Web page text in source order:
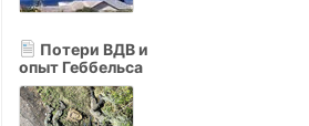
Потери ВДВ и
опыт Геббельса